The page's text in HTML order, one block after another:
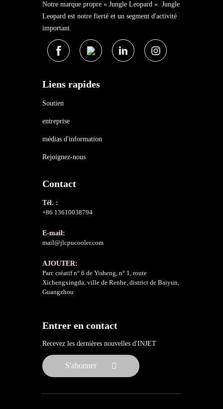
Notre marque propre « Jungle Leopard ». Jungle
Leopard est notre fierté et un segment d'activité
important.
Liens rapides
Soutien
entreprise
médias d'information
Rejoignez-nous
Contact
Tél. :
+86 13610038794
E-mail:
mail@jlcpucooler.com
AJOUTER:
Parc créatif n° 6 de Yisheng, n° 1, route
Xichengxingda, ville de Renhe, district de Baiyun,
Guangzhou
Entrer en contact
Recevez les dernières nouvelles d'INJET
S'abonner